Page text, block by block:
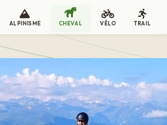
ALPINISME CHEVAL VÉLO TRAIL